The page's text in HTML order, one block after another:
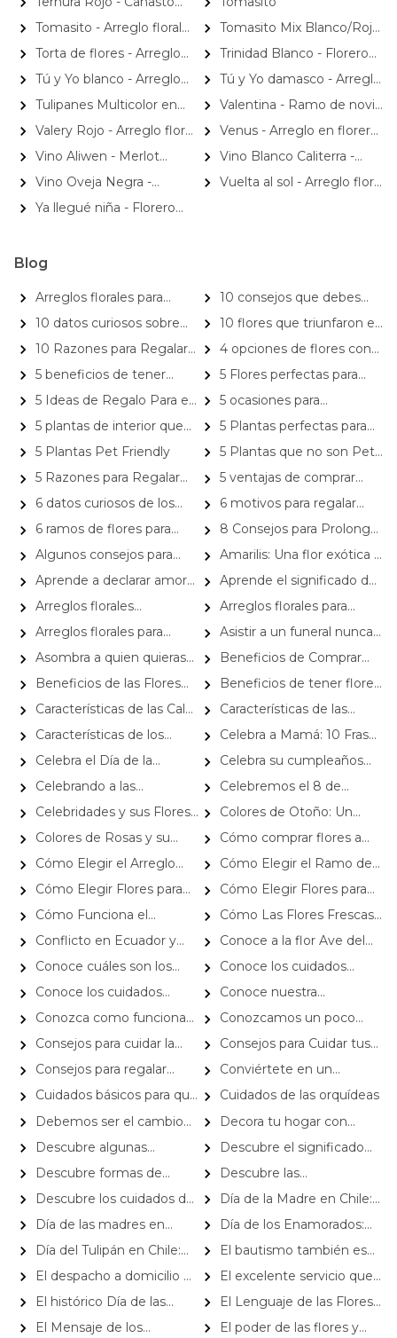
pizarra
hypericum verde
rojo
con rosas rojas e hypericum
verde
Tomasito - Arreglo floral
con 9 rosas ecuatorianas
Tomasito Mix Blanco/Rojo
- Arreglo floral con 9 rosas
ecuatorianas mix de rojas y
blancas
Torta de flores - Arreglo
floral en forma de torta de
cumpleaños
Trinidad Blanco - Florero
ánfora con rosas blancas y
maules verdes
Tú y Yo blanco - Arreglo
floral con rosas blancas e
hypericum rojo
Tú y Yo damasco - Arreglo
floral con rosas damasco e
hypericum verde
Tulipanes Multicolor en
Ánfora - Florero con 20
tulipanes multicolores
Valentina - Ramo de novia
con rosas rojas y blancas
Valery Rojo - Arreglo floral
en cajita con rosas rojas y
gypsophila
Venus - Arreglo en florero
con Rosas, Astromelias y
Claveles
Vino Aliwen - Merlot
Reserva 750cc
Vino Blanco Caliterra -
Reserva Sauvignon Blanc
750cc
Vino Oveja Negra -
Cabernet Franc Carmenère
Reserva 2019
Vuelta al sol - Arreglo floral
Ya llegué niña - Florero
Blog
Arreglos florales para
cumpleaños: ¡el regalo ideal!
10 consejos que debes
conocer antes de comprar
flores cortadas
10 datos curiosos sobre
las flores que deberías
conocer
10 flores que triunfaron en
la gran pantalla
10 Razones para Regalar
Flores a Domicilio
4 opciones de flores con
mayor duración después de
ser cortadas
5 beneficios de tener
flores o plantas en casa
5 Flores perfectas para
regalar el día de las madres
5 Ideas de Regalo Para el
Día de la Madre
5 ocasiones para
sorprender con un ramo de
rosas rojas
5 plantas de interior que
son tendencia en 2022
5 Plantas perfectas para
obsequiar a papá en su día
5 Plantas Pet Friendly
5 Plantas que no son Pet
Friendly
5 Razones para Regalar
Flores a Domicilio
5 ventajas de comprar
flores online
6 datos curiosos de los
tulipanes que te sorprenderá
conocer
6 motivos para regalar
arreglos florales a domicilio
6 ramos de flores para
diferentes ocasiones
8 Consejos para Prolongar
las Flores Frescas
Algunos consejos para
declarar el amor a esa
persona especial
Amarilis: Una flor exótica y
una maravillosa planta de
interior para sorprender
Aprende a declarar amor
con los distintos tipos de
flores
Aprende el significado de
regalar flores amarillas y
cuáles son las ocasiones
ideales para hacerlo
Arreglos florales
hermosos para conmemorar
el Día de la Mujer
Arreglos florales para
condolencias y defunciones
Arreglos florales para
Navidad: dar vida a la
celebración
Asistir a un funeral nunca
es fácil y menos escoger qué
tipo de arreglo floral enviar
Asombra a quien quieras
con ramos de rosas azules
Beneficios de Comprar
Flores por Internet en
Temporada Alta
Beneficios de las Flores
en una Condolencia
Beneficios de tener flores
en el hogar
Características de las Calas
y su perfecta armonía en
arreglos florales
Características de las
Gerberas: flores únicas y
coloridas
Características de los
girasoles y su significado
Celebra a Mamá: 10 Frases
para el Día de las Madres
Celebra el Día de la
Madres con Regalos que
Florecen Amor
Celebra su cumpleaños
con flores
Celebrando a las
Secretarias y Asistentes
Administrativos
Celebremos el 8 de
marzo Día Internacional de la
Mujer
Celebridades y sus Flores
Favoritas para Cumpleaños
Colores de Otoño: Un
Abrazo Floral en Cada Rincón
Colores de Rosas y su
Significado para Regalos
Navideños
Cómo comprar flores a
domicilio en Rosalinda: Guía
de compra
Cómo Elegir el Arreglo
Floral Perfecto para Cada
Ocasión
Cómo Elegir el Ramo de
Flores Perfecto para Cada
Ocasión
Cómo Elegir Flores para
Bodas y Eventos Especiales
Cómo Elegir Flores para
Bodas y Eventos Especiales
Cómo Funciona el
Servicio de Flores a Domicilio
Cómo Las Flores Frescas
Ayudan en la Salud Mental
Conflicto en Ecuador y
cómo afecta el mercado de
flores
Conoce a la flor Ave del
paraiso y obséquiala
Conoce cuáles son los
tipos de flores más
resistentes para el jardín
Conoce los cuidados
básicos de las plantas y cómo
se diferencian las plantas de
interior y exterior
Conoce los cuidados
básicos de un arreglo floral
Conoce nuestra
Suscripción de Flores a
Domicilio
Conozca como funciona
nuestro despacho a domicilio
Conozcamos un poco
más del Lilium
Consejos para cuidar la
cala o alcatraz
Consejos para Cuidar tus
Flores a Domicilio y Prolongar
su Vida
Consejos para regalar
flores para cada persona
Conviértete en un
experto en tulipanes y
descubre su belleza infinita
Cuidados básicos para que
tu ramo de flores dure
mucho más
Cuidados de las orquídeas
Debemos ser el cambio
que queremos
Decora tu hogar con
Gerberas
Descubre algunas
alternativas para regalos a
domicilio
Descubre el significado
de las rosas azules
Descubre formas de
preservar tus flores para
decoración
Descubre las
características y cuidados del
popular clavel
Descubre los cuidados del
Anthurium
Día de la Madre en Chile:
Ideas de regalo Perfectas
Día de las madres en
Florería Rosalinda
Día de los Enamorados:
Arreglos Florales que Nunca
Fallan
Día del Tulipán en Chile:
Celebra la Belleza de los
Tulipanes con Rosalinda
El bautismo también es
un bello evento donde se
pueden utilizar flores
El despacho a domicilio es
una ventajosa alternativa para
el mercado de las flores
El excelente servicio que
ofrece Rosalinda, se debe a
nuestro trabajo en equipo
El histórico Día de las
Madres
El Lenguaje de las Flores:
Significados y Origen
El Mensaje de los
El poder de las flores y